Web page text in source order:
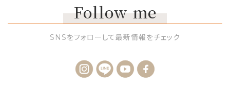
Follow me
SNSをフォローして最新情報をチェック